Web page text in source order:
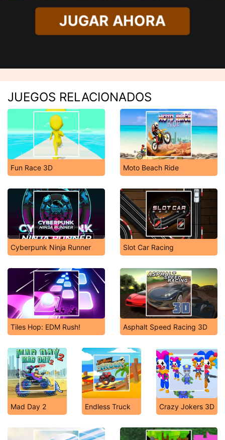
JUGAR AHORA
JUEGOS RELACIONADOS
Fun Race 3D Moto Beach Ride
Cyberpunk Ninja Runner Slot Car Racing
Tiles Hop: EDM Rush! Asphalt Speed Racing 3D
Mad Day 2 Endless Truck Crazy Jokers 3D